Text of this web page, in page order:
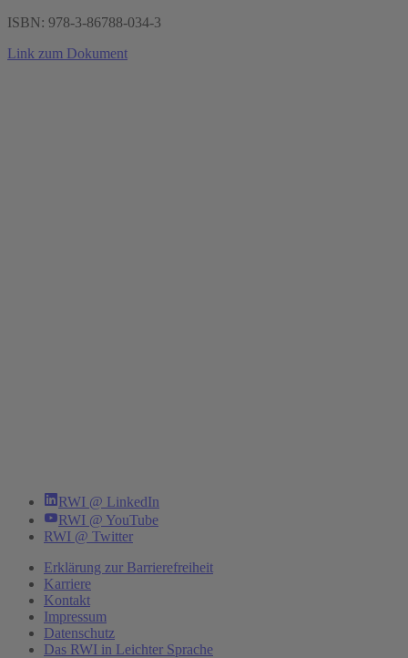
ISBN: 978-3-86788-034-3
Link zum Dokument
RWI @ LinkedIn
RWI @ YouTube
RWI @ Twitter
Erklärung zur Barrierefreiheit
Karriere
Kontakt
Impressum
Datenschutz
Das RWI in Leichter Sprache